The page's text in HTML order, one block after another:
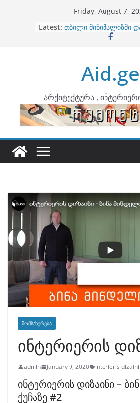
Friday, August 7,
Latest: კონტრასტები
თბილი მინიმალიზმი
არტემიდი
ბინების გაერთიანება
Aid.ge
არქიტექტურა ,
ᲛᲝᲛᲡᲐᲮᲣᲠᲔᲑᲐ
ინტერიერის
admin January 9, 2020 interieris dizaini
ინტერიერის დიზაინი –
ქუჩაზე #2